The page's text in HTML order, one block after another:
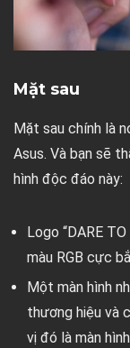
Mặt sau
Mặt sau chính là
Asus. Và bạn sẽ
hình độc đáo này:
Logo “DARE TO
màu RGB cực
Một màn hình
thương hiệu và
vị đó là màn